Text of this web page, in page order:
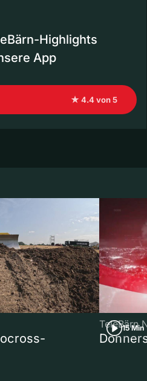
Highlights
App
★ 4.4 von 5
15 Min
TeleBärn